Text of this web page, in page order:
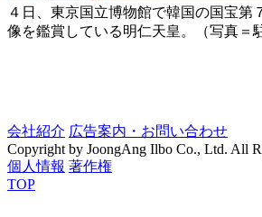
４日、東京国立博物館で韓国の国宝第
像を鑑賞している明仁天皇。（写真＝
会社紹介 広告案内・お問い合わせ
Copyright by JoongAng Ilbo Co., Ltd. All
個人情報 著作権
TOP